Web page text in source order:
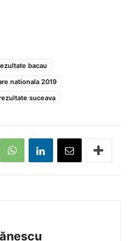
bacau
nationala 2019
suceava